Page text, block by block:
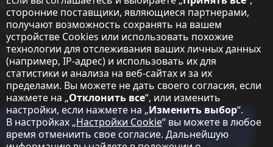
О корпорации Sharp
Sharp Europe (Sharp for Business)
Sharp Printers
Sharp IT Services
Подпишитесь на наши информационные
бюллетени
сторонние поставщики, являющиеся партнерами,
получают возможность сохранять на вашем
устройстве Cookies или использовать похожие
технологии для отслеживания ваших личных данных
(например, IP-адрес) и использовать их для
статистики и анализа на веб-сайтах и за их
пределами. Вы можете не дать своего согласия, если
нажмете на „Отклонить все“, или изменить
настройки, если нажмете на „Изменить выбор“.
В настройках „Настройки Cookie“ вы можете в любое
время отмениить свое согласие. Дальнейшую